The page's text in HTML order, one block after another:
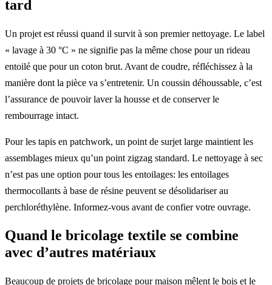
tard
Un projet est réussi quand il survit à son premier nettoyage. Le label
« lavage à 30 °C » ne signifie pas la même chose pour un rideau
entoilé que pour un coton brut. Avant de coudre, réfléchissez à la
manière dont la pièce va s’entretenir. Un coussin déhoussable, c’est
l’assurance de pouvoir laver la housse et de conserver le
rembourrage intact.
Pour les tapis en patchwork, un point de surjet large maintient les
assemblages mieux qu’un point zigzag standard. Le nettoyage à sec
n’est pas une option pour tous les entoilages: les entoilages
thermocollants à base de résine peuvent se désolidariser au
perchloréthylène. Informez-vous avant de confier votre ouvrage.
Quand le bricolage textile se combine
avec d’autres matériaux
Beaucoup de projets de bricolage pour maison mêlent le bois et le